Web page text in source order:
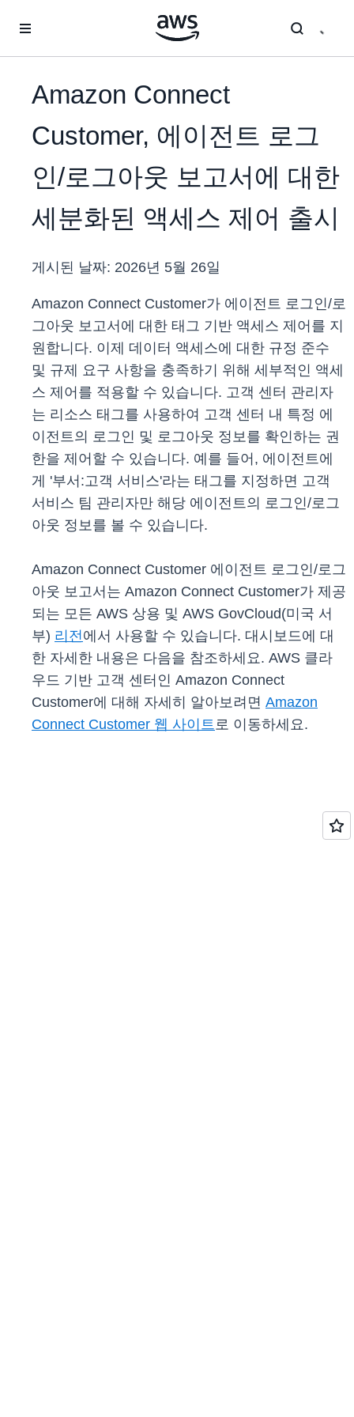
Amazon Connect
Customer, 에이전트 로그
인/로그아웃 보고서에 대한
세분화된 액세스 제어 출시
게시된 날짜: 2026년 5월 26일
Amazon Connect Customer가 에이전트 로그인/로
그아웃 보고서에 대한 태그 기반 액세스 제어를 지
원합니다. 이제 데이터 액세스에 대한 규정 준수
및 규제 요구 사항을 충족하기 위해 세부적인 액세
스 제어를 적용할 수 있습니다. 고객 센터 관리자
는 리소스 태그를 사용하여 고객 센터 내 특정 에
이전트의 로그인 및 로그아웃 정보를 확인하는 권
한을 제어할 수 있습니다. 예를 들어, 에이전트에
게 '부서:고객 서비스'라는 태그를 지정하면 고객
서비스 팀 관리자만 해당 에이전트의 로그인/로그
아웃 정보를 볼 수 있습니다.
Amazon Connect Customer 에이전트 로그인/로그
아웃 보고서는 Amazon Connect Customer가 제공
되는 모든 AWS 상용 및 AWS GovCloud(미국 서
부) 리전에서 사용할 수 있습니다. 대시보드에 대
한 자세한 내용은 다음을 참조하세요. AWS 클라
우드 기반 고객 센터인 Amazon Connect
Customer에 대해 자세히 알아보려면 Amazon
Connect Customer 웹 사이트로 이동하세요.